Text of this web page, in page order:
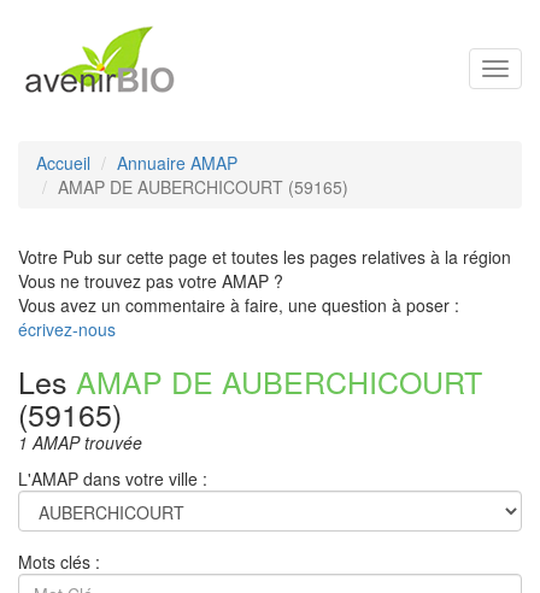
Accueil
Annuaire AMAP
AMAP DE AUBERCHICOURT (59165)
Votre Pub sur cette page et toutes les pages relatives à la région
Vous ne trouvez pas votre AMAP ?
Vous avez un commentaire à faire, une question à poser :
écrivez-nous
Les AMAP DE AUBERCHICOURT
(59165)
1 AMAP trouvée
L'AMAP dans votre ville :
Mots clés :